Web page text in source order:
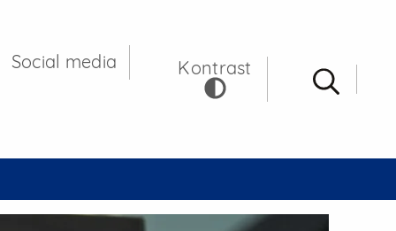
Social media
Kontrast